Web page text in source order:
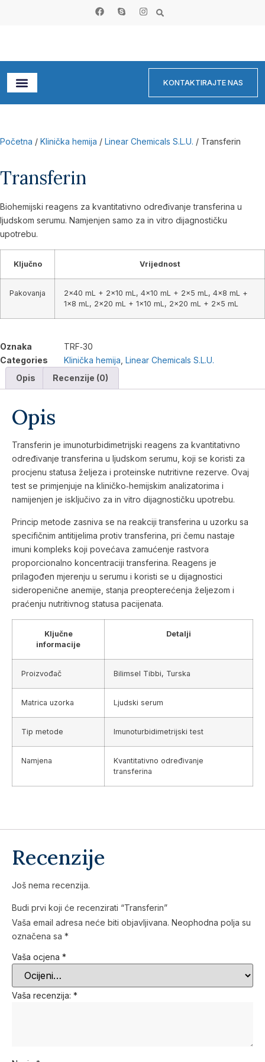
KONTAKTIRAJTE NAS
Početna / Klinička hemija / Linear Chemicals S.L.U. / Transferin
Transferin
Biohemijski reagens za kvantitativno određivanje transferina u
ljudskom serumu. Namjenjen samo za in vitro dijagnostičku
upotrebu.
Ključno Vrijednost
Pakovanja
2×40 mL + 2×10 mL, 4×10 mL + 2×5 mL, 4×8 mL +
1×8 mL, 2×20 mL + 1×10 mL, 2×20 mL + 2×5 mL
Oznaka
TRF‑30
Categories
Klinička hemija Linear Chemicals S.L.U.
Opis
Recenzije (0)
Opis
Transferin je imunoturbidimetrijski reagens za kvantitativno
određivanje transferina u ljudskom serumu, koji se koristi za
procjenu statusa željeza i proteinske nutritivne rezerve. Ovaj
test se primjenjuje na kliničko‑hemijskim analizatorima i
namijenjen je isključivo za in vitro dijagnostičku upotrebu.
Princip metode zasniva se na reakciji transferina u uzorku sa
specifičnim antitijelima protiv transferina, pri čemu nastaje
imuni kompleks koji povećava zamućenje rastvora
proporcionalno koncentraciji transferina. Reagens je
prilagođen mjerenju u serumu i koristi se u dijagnostici
sideropenične anemije, stanja preopterećenja željezom i
praćenju nutritivnog statusa pacijenata.
Ključne
informacije
Detalji
Proizvođač Bilimsel Tibbi, Turska
Matrica uzorka Ljudski serum
Tip metode Imunoturbidimetrijski test
Namjena
Kvantitativno određivanje
transferina
Recenzije
Još nema recenzija.
Budi prvi koji će recenzirati “Transferin”
Vaša email adresa neće biti objavljivana. Neophodna polja su
označena sa *
Vaša ocjena *
Vaša recenzija: *